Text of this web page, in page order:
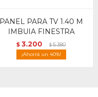
PANEL PARA TV 1.40 M
IMBUIA FINESTRA
$ 3.200 $5.380
40